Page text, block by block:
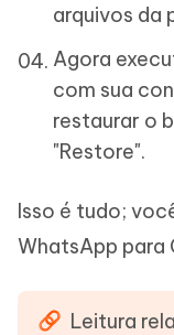
arquivos da
Agora
com sua
restaurar o
"Restore".
Isso é tudo;
WhatsApp para
Leitura